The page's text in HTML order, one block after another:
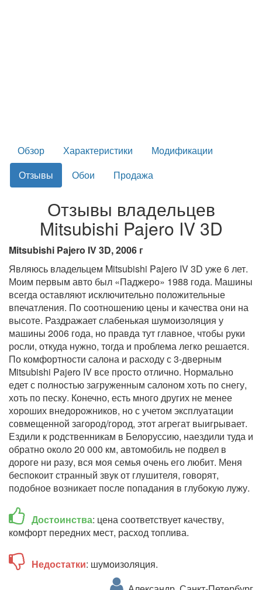
Обзор Характеристики
Модификации
Отзывы
Обои Продажа
Отзывы владельцев
Mitsubishi Pajero IV 3D
Mitsubishi Pajero IV 3D, 2006 г
Являюсь владельцем Mitsubishi Pajero IV 3D уже 6 лет.
Моим первым авто был «Паджеро» 1988 года. Машины
всегда оставляют исключительно положительные
впечатления. По соотношению цены и качества они на
высоте. Раздражает слабенькая шумоизоляция у
машины 2006 года, но правда тут главное, чтобы руки
росли, откуда нужно, тогда и проблема легко решается.
По комфортности салона и расходу с 3-дверным
Mitsubishi Pajero IV все просто отлично. Нормально
едет с полностью загруженным салоном хоть по снегу,
хоть по песку. Конечно, есть много других не менее
хороших внедорожников, но с учетом эксплуатации
совмещенной загород/город, этот агрегат выигрывает.
Ездили к родственникам в Белоруссию, наездили туда и
обратно около 20 000 км, автомобиль не подвел в
дороге ни разу, вся моя семья очень его любит. Меня
беспокоит странный звук от глушителя, говорят,
подобное возникает после попадания в глубокую лужу.
Достоинства: цена соответствует качеству,
комфорт передних мест, расход топлива.
Недостатки: шумоизоляция.